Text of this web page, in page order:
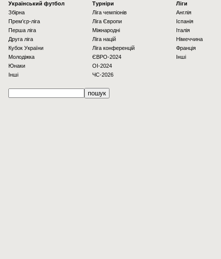
Українcький футбол
Збірна
Прем'єр-ліга
Перша ліга
Друга ліга
Кубок України
Молодіжка
Юнаки
Інші
Турніри
Ліга чемпіонів
Ліга Європи
Міжнародні
Ліга націй
Ліга конференцій
ЄВРО-2024
OI-2024
ЧС-2026
Ліги
Англія
Іспанія
Італія
Німеччина
Франція
Інші